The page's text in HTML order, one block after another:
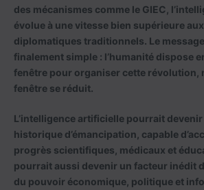
des mécanismes comme le GIEC,
évolue à une vitesse bien supérieure
diplomatiques traditionnels. Le
finalement simple : l’humanité dispose
fenêtre pour organiser cette révolution,
fenêtre se réduit.
L’intelligence artificielle pourrait
historique d’émancipation, capable
progrès scientifiques, médicaux et
pourrait aussi devenir un facteur inédit
du pouvoir économique, politique et